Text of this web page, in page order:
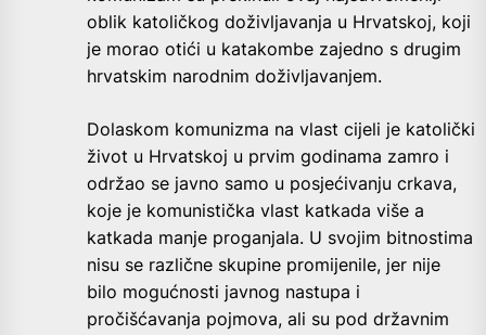
oblik katoličkog doživljavanja u Hrvatskoj, koji
je morao otići u katakombe zajedno s drugim
hrvatskim narodnim doživljavanjem.
Dolaskom komunizma na vlast cijeli je katolički
život u Hrvatskoj u prvim godinama zamro i
održao se javno samo u posjećivanju crkava,
koje je komunistička vlast katkada više a
katkada manje proganjala. U svojim bitnostima
nisu se različne skupine promijenile, jer nije
bilo mogućnosti javnog nastupa i
pročišćavanja pojmova, ali su pod državnim